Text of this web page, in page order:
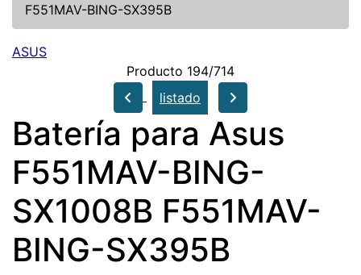
F551MAV-BING-SX395B
ASUS
Producto 194/714
listado
Batería para Asus
F551MAV-BING-
SX1008B F551MAV-
BING-SX395B